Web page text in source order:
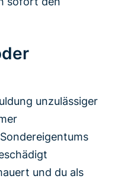
unzulässiger
und du als